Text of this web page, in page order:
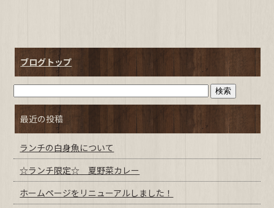
ブログトップ
最近の投稿
ランチの白身魚について
☆ランチ限定☆ 夏野菜カレー
ホームページをリニューアルしました！